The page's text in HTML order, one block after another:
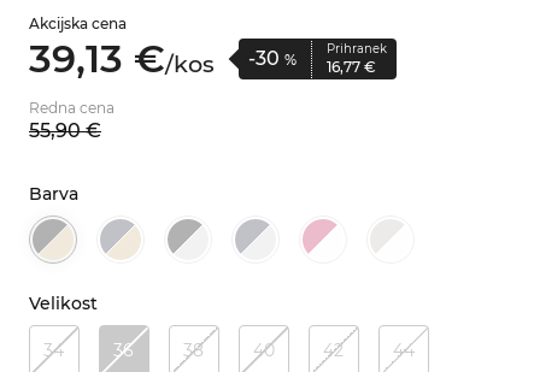
Akcijska cena
39,13 €/kos -30 %
Prihranek
16,77 €
Redna cena
55,90 €
Barva
Velikost
34 36 38 40 42 44